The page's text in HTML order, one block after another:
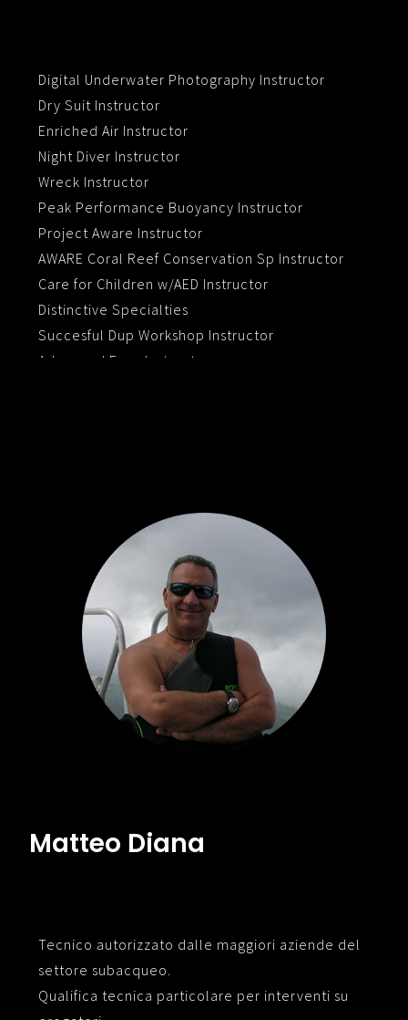
Digital Underwater Photography Instructor
Dry Suit Instructor
Enriched Air Instructor
Night Diver Instructor
Wreck Instructor
Peak Performance Buoyancy Instructor
Project Aware Instructor
AWARE Coral Reef Conservation Sp Instructor
Care for Children w/AED Instructor
Distinctive Specialties
Succesful Dup Workshop Instructor
Advanced Eanx Instructor
Matteo Diana
Tecnico autorizzato dalle maggiori aziende del
settore subacqueo.
Qualifica tecnica particolare per interventi su